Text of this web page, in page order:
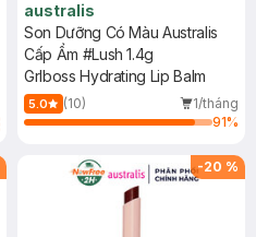
australis
Son Dưỡng Có Màu Australis
Cấp Ẩm #Lush 1.4g
Grlboss Hydrating Lip Balm
5.0 (10)
1/tháng
91%
-20 %